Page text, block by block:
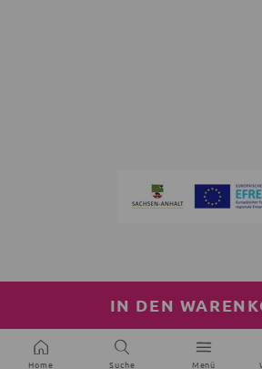
IN DEN
Home Suche Menü